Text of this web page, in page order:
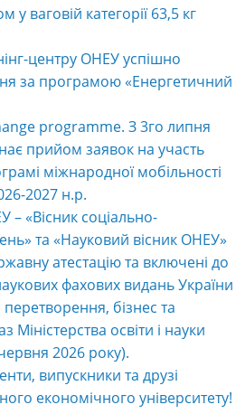
у ваговій категорії 63,5 кг
центру ОНЕУ успішно
за програмою «Енергетичний
programme. З 3го липня
прийом заявок на участь
міжнародної мобільності
2027 н.р.
– «Вісник соціально-
та «Науковий вісник ОНЕУ»
атестацію та включені до
фахових видань України
бізнес та
Міністерства освіти і науки
2026 року).
випускники та друзі
економічного університету!